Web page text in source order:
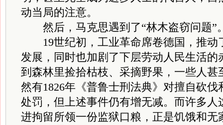
动当局的注意。
然后，马克思遇到了“林木盗窃问题”
19世纪初，工业革命席卷德国，推动
发展，同时也加剧了下层劳动人民生活的
到森林里捡拾枯枝、采摘野果，一些人甚
然有1826年《普鲁士刑法典》对擅自砍
处罚，但上述事件仍有增无减。而许多人
进拘留所领一份监狱口粮，正是饥饿和无